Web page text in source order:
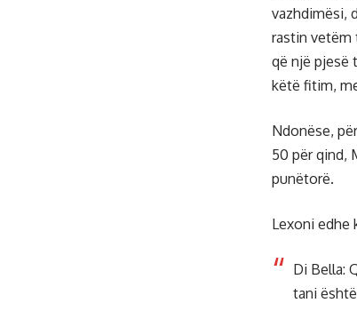
vazhdimësi,
rastin vetëm
që një pjesë
këtë fitim,
Ndonëse,
50 për qind,
punëtorë.
Lexoni edhe
Di Bella:
tani